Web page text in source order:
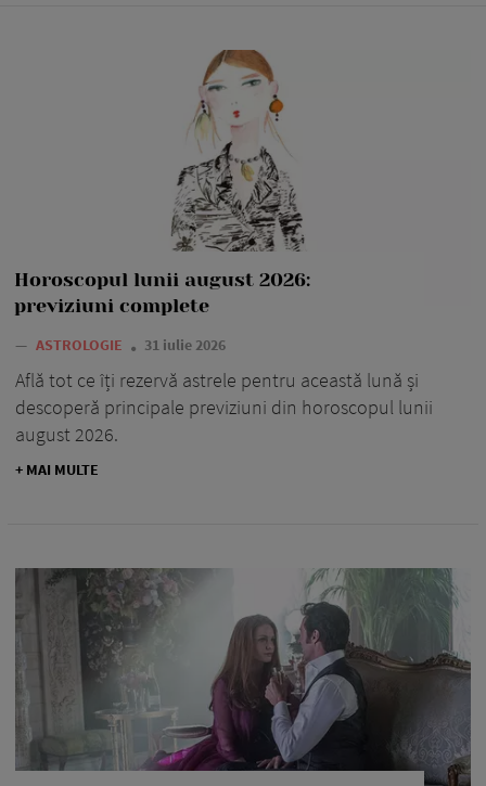
Horoscopul lunii august 2026:
previziuni complete
— ASTROLOGIE 31 iulie 2026
Află tot ce îți rezervă astrele pentru această lună și
descoperă principale previziuni din horoscopul lunii
august 2026.
+ MAI MULTE